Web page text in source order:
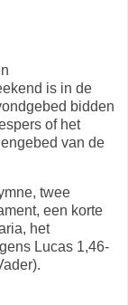
is in de
bidden
of het
van de
twee
een korte
het
Lucas 1,46-